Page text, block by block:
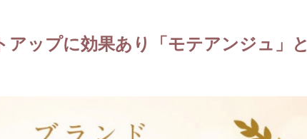
アップに効果あり「モテアンジュ」と